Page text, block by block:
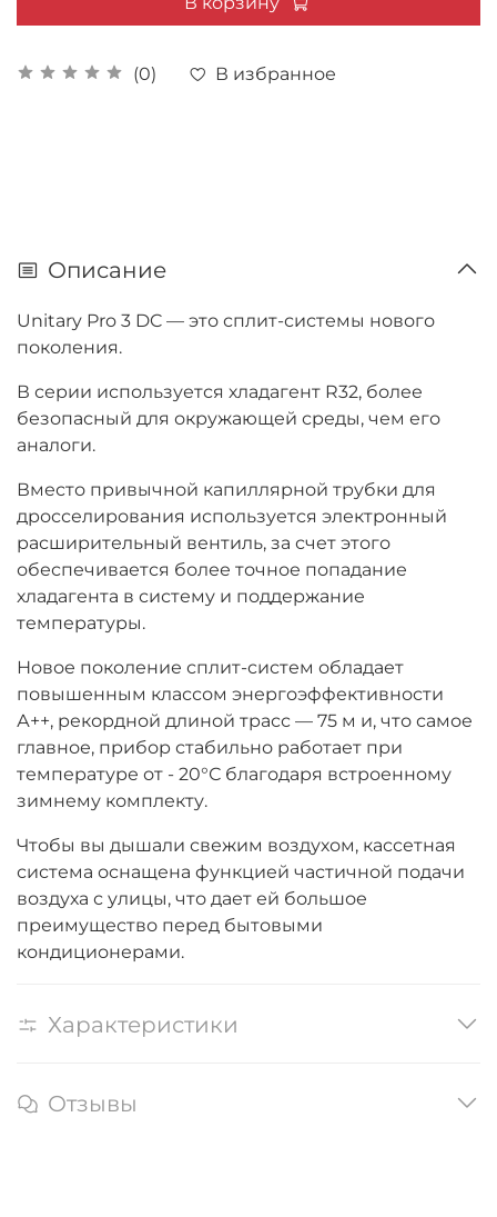
(0) В избранное
Описание
Unitary Pro 3 DC — это сплит-системы нового
поколения.
В серии используется хладагент R32, более
безопасный для окружающей среды, чем его
аналоги.
Вместо привычной капиллярной трубки для
дросселирования используется электронный
расширительный вентиль, за счет этого
обеспечивается более точное попадание
хладагента в систему и поддержание
температуры.
Новое поколение сплит-систем обладает
повышенным классом энергоэффективности
А++, рекордной длиной трасс — 75 м и, что самое
главное, прибор стабильно работает при
температуре от - 20°С благодаря встроенному
зимнему комплекту.
Чтобы вы дышали свежим воздухом, кассетная
система оснащена функцией частичной подачи
воздуха с улицы, что дает ей большое
преимущество перед бытовыми
кондиционерами.
Характеристики
Отзывы